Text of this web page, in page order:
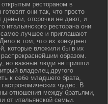
рестораном в
они так, что просто
отсрочки не дают, и
итальянского ресторана они
самое лучшее и приглашают
в том, что их конкурент
которые вложили бы в их
образом.
но важные люди не пришли.
владелец другого
к себе младшего брата,
чудес. В
отношения между братьями,
от итальянской семьи.